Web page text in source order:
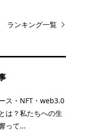
ランキング一覧
ス・NFT・web3.0
は？私たちへの生
って...